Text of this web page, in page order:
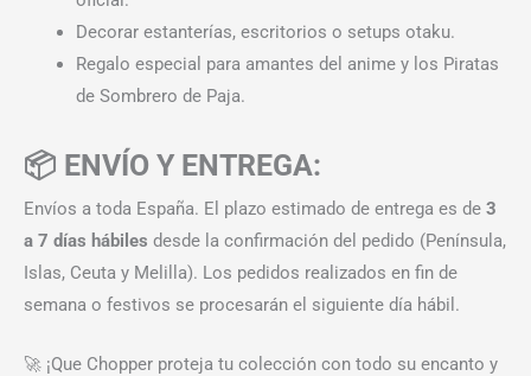
Decorar estanterías, escritorios o setups otaku.
Regalo especial para amantes del anime y los Piratas
de Sombrero de Paja.
📦 ENVÍO Y ENTREGA:
Envíos a toda España. El plazo estimado de entrega es de 3
a 7 días hábiles desde la confirmación del pedido (Península,
Islas, Ceuta y Melilla). Los pedidos realizados en fin de
semana o festivos se procesarán el siguiente día hábil.
🚀 ¡Que Chopper proteja tu colección con todo su encanto y